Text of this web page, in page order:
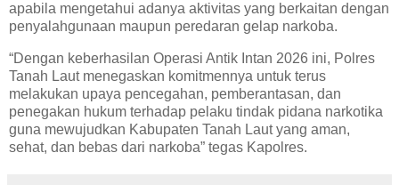
apabila mengetahui adanya aktivitas yang berkaitan dengan
penyalahgunaan maupun peredaran gelap narkoba.
“Dengan keberhasilan Operasi Antik Intan 2026 ini, Polres
Tanah Laut menegaskan komitmennya untuk terus
melakukan upaya pencegahan, pemberantasan, dan
penegakan hukum terhadap pelaku tindak pidana narkotika
guna mewujudkan Kabupaten Tanah Laut yang aman,
sehat, dan bebas dari narkoba” tegas Kapolres.